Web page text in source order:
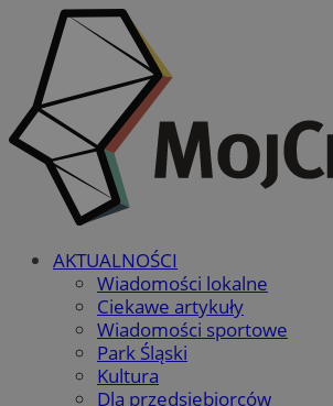
AKTUALNOŚCI
Wiadomości lokalne
Ciekawe artykuły
Wiadomości sportowe
Park Śląski
Kultura
Dla przedsiębiorców